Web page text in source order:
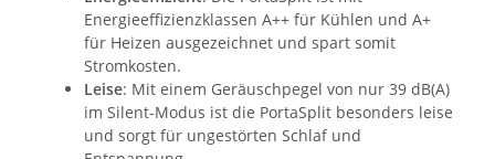
Energieeffizienzklassen A++ für Kühlen und A+
für Heizen ausgezeichnet und spart somit
Stromkosten.
Leise: Mit einem Geräuschpegel von nur 39 dB(A)
im Silent-Modus ist die PortaSplit besonders leise
und sorgt für ungestörten Schlaf und